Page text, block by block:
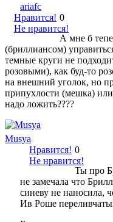
ariafc
Нравится!
Не нравится!
0
А мне б
(бриллиансом)
темные круги не
розовыми), как буд-то
на внешний уголок, но
припухлости (мешка)
надо ложить????
Musya
Нравится!
Не нравится!
0
Ты про
не замечала что
синеву не наносила,
Ив Роше